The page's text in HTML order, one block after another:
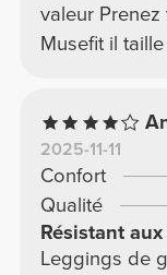
valeur Prenez
Musefit il
2025-11-11
Confort
Qualité
Résistant
Leggings de